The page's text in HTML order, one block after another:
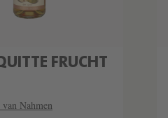
FRUCHT
Nahmen